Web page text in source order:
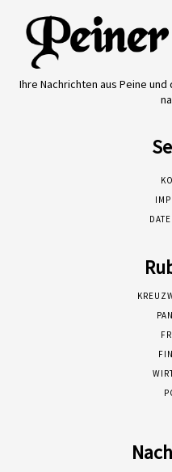
Ihre Nachrichten aus Peine